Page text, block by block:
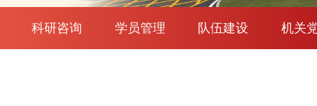
科研咨询 学员管理 队伍建设 机关